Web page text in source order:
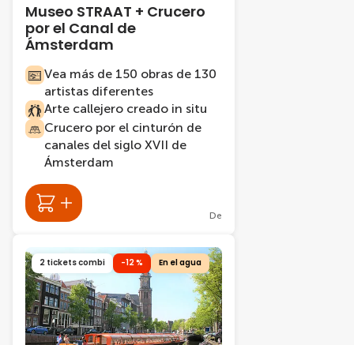
Museo STRAAT + Crucero
por el Canal de
Ámsterdam
Vea más de 150 obras de 130
artistas diferentes
Arte callejero creado in situ
Crucero por el cinturón de
canales del siglo XVII de
Ámsterdam
De
2 tickets combi -12 % En el agua